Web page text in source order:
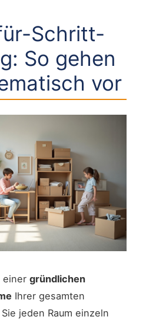
Schritt-
So gehen
vor
einer gründlichen
Ihrer gesamten
jeden Raum einzeln